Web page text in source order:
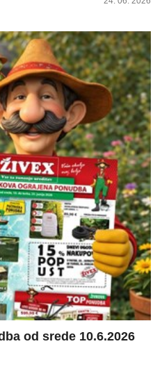
od srede 10.6.2026